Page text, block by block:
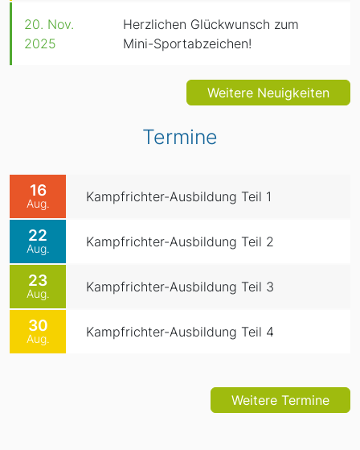
20. Nov.
2025
Herzlichen Glückwunsch zum
Mini-Sportabzeichen!
Weitere Neuigkeiten
Termine
16
Aug. Kampfrichter-Ausbildung Teil 1
22
Aug. Kampfrichter-Ausbildung Teil 2
23
Aug. Kampfrichter-Ausbildung Teil 3
30
Aug. Kampfrichter-Ausbildung Teil 4
Weitere Termine